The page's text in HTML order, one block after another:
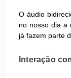
O áudio
no nosso dia a
já fazem parte
Interação